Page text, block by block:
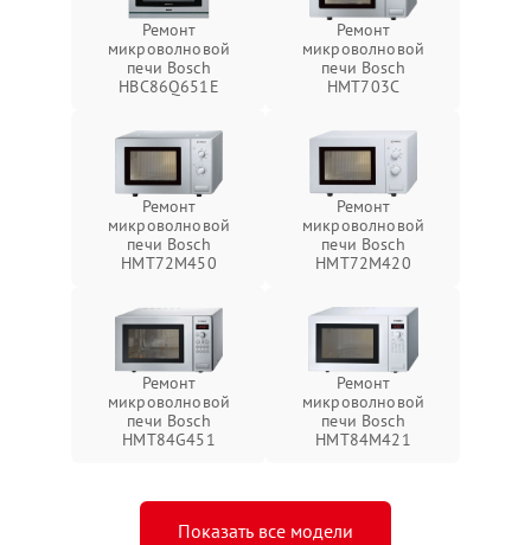
Ремонт
микроволновой
печи Bosch
HBC86Q651E
Ремонт
микроволновой
печи Bosch
HMT703C
Ремонт
микроволновой
печи Bosch
HMT72M450
Ремонт
микроволновой
печи Bosch
HMT72M420
Ремонт
микроволновой
печи Bosch
HMT84G451
Ремонт
микроволновой
печи Bosch
HMT84M421
Показать все модели